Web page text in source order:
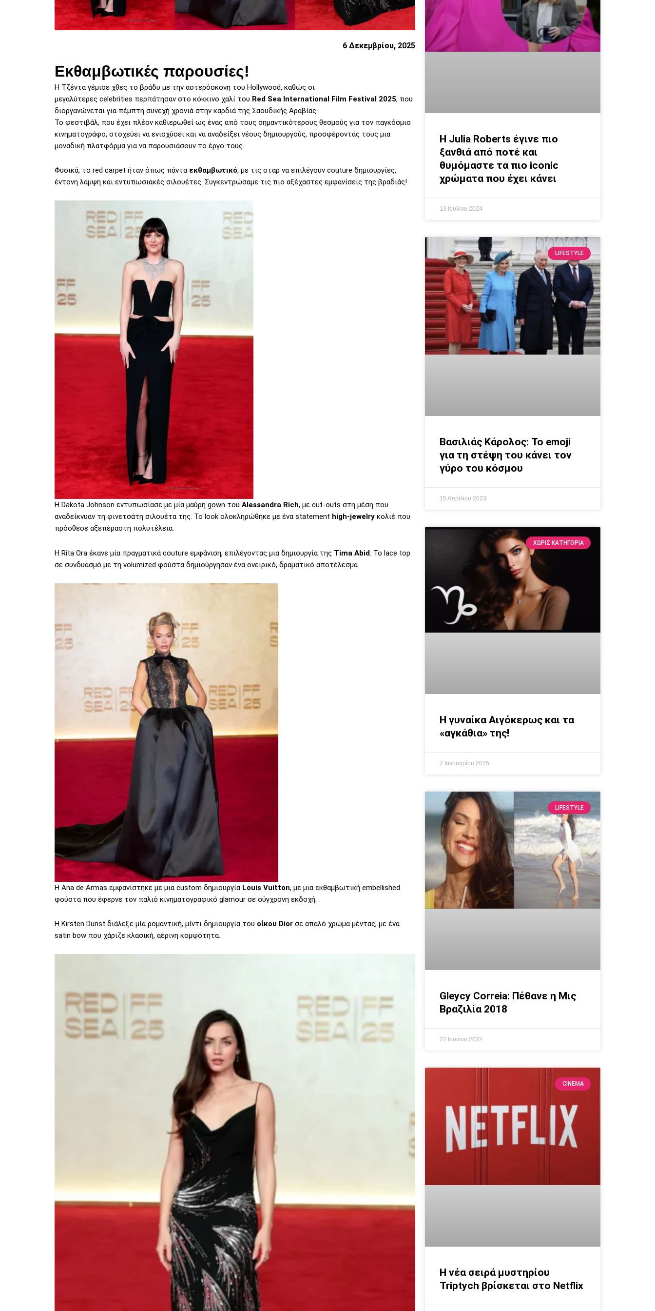
6 Δεκεμβρίου, 2025
Εκθαμβωτικές παρουσίες!
Η Τζέντα γέμισε χθες το βράδυ με την αστερόσκονη του Hollywood, καθώς οι
μεγαλύτερες celebrities περπάτησαν στο κόκκινο χαλί του Red Sea International Film Festival 2025, που
διοργανώνεται για πέμπτη συνεχή χρονιά στην καρδιά της Σαουδικής Αραβίας.
Το φεστιβάλ, που έχει πλέον καθιερωθεί ως ένας από τους σημαντικότερους θεσμούς για τον παγκόσμιο
κινηματογράφο, στοχεύει να ενισχύσει και να αναδείξει νέους δημιουργούς, προσφέροντάς τους μια
μοναδική πλατφόρμα για να παρουσιάσουν το έργο τους.
Φυσικά, το red carpet ήταν όπως πάντα εκθαμβωτικό, με τις σταρ να επιλέγουν couture δημιουργίες,
έντονη λάμψη και εντυπωσιακές σιλουέτες. Συγκεντρώσαμε τις πιο αξέχαστες εμφανίσεις της βραδιάς!
Η Dakota Johnson εντυπωσίασε με μία μαύρη gown του Alessandra Rich, με cut-outs στη μέση που
αναδείκνυαν τη φινετσάτη σιλουέτα της. Το look ολοκληρώθηκε με ένα statement high-jewelry κολιέ που
πρόσθεσε αξεπέραστη πολυτέλεια.
Η Rita Ora έκανε μία πραγματικά couture εμφάνιση, επιλέγοντας μια δημιουργία της Tima Abid. Το lace top
σε συνδυασμό με τη volumized φούστα δημιούργησαν ένα ονειρικό, δραματικό αποτέλεσμα.
Η Ana de Armas εμφανίστηκε με μια custom δημιουργία Louis Vuitton, με μια εκθαμβωτική embellished
φούστα που έφερνε τον παλιό κινηματογραφικό glamour σε σύγχρονη εκδοχή.
Η Kirsten Dunst διάλεξε μία ρομαντική, μίντι δημιουργία του οίκου Dior σε απαλό χρώμα μέντας, με ένα
satin bow που χάριζε κλασική, αέρινη κομψότητα.
Η Julia Roberts έγινε πιο
ξανθιά από ποτέ και
θυμόμαστε τα πιο iconic
χρώματα που έχει κάνει
13 Ιουλίου 2024
LIFESTYLE
Βασιλιάς Κάρολος: Το emoji
για τη στέψη του κάνει τον
γύρο του κόσμου
15 Απριλίου 2023
ΧΩΡΊΣ ΚΑΤΗΓΟΡΊΑ
Η γυναίκα Αιγόκερως και τα
«αγκάθια» της!
2 Ιανουαρίου 2025
LIFESTYLE
Gleycy Correia: Πέθανε η Μις
Βραζιλία 2018
22 Ιουνίου 2022
CINEMA
H νέα σειρά μυστηρίου
Triptych βρίσκεται στο Netflix